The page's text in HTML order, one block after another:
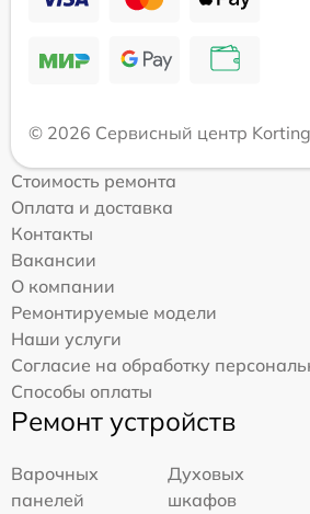
© 2026 Сервисный центр Korting
Стоимость ремонта
Оплата и доставка
Контакты
Вакансии
О компании
Ремонтируемые модели
Наши услуги
Согласие на обработку
Способы оплаты
Ремонт устройств
Варочных
панелей
Духовых
шкафов